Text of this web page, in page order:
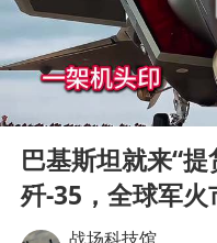
全
老
Play
00:00
巴基斯坦就来“
歼-35，全球军